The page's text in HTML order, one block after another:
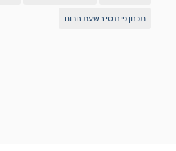
תכנון פיננסי בשעת חרום